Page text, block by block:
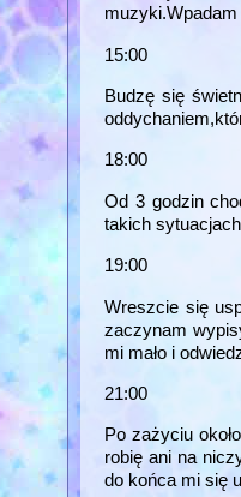
muzyki.Wpadam
15:00
Budzę się
18:00
Od 3 godzin
takich
19:00
Wreszcie się
zaczynam
mi mało i
21:00
Po zażyciu
robię ani na
do końca mi się